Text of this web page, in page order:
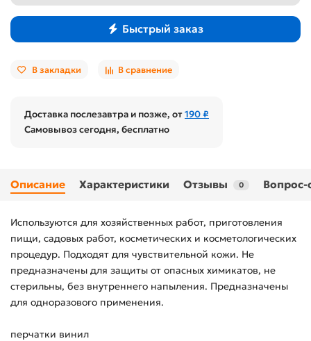
Быстрый заказ
В закладки В сравнение
Доставка послезавтра и позже, от190 ₽
Самовывоз сегодня, бесплатно
Описание Характеристики Отзывы 0 Вопрос-
Используются для хозяйственных работ, приготовления
пищи, садовых работ, косметических и косметологических
процедур. Подходят для чувствительной кожи. Не
предназначены для защиты от опасных химикатов, не
стерильны, без внутреннего напыления. Предназначены
для одноразового применения.
перчатки винил